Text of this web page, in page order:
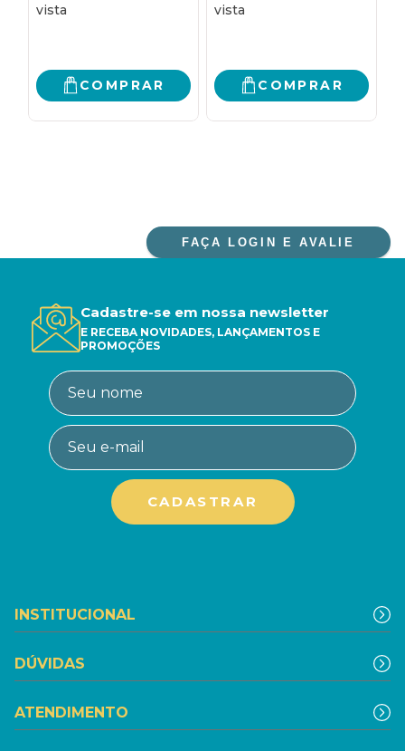
COMPRAR COMPRAR
FAÇA LOGIN E AVALIE
Cadastre-se em nossa newsletter
E RECEBA NOVIDADES, LANÇAMENTOS E
PROMOÇÕES
INSTITUCIONAL
DÚVIDAS
ATENDIMENTO